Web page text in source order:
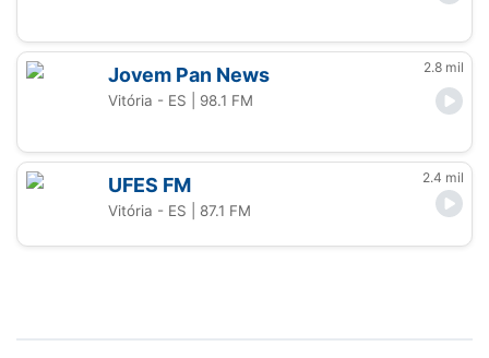
Jovem Pan News 2.8 mil
Vitória - ES | 98.1 FM
UFES FM 2.4 mil
Vitória - ES | 87.1 FM